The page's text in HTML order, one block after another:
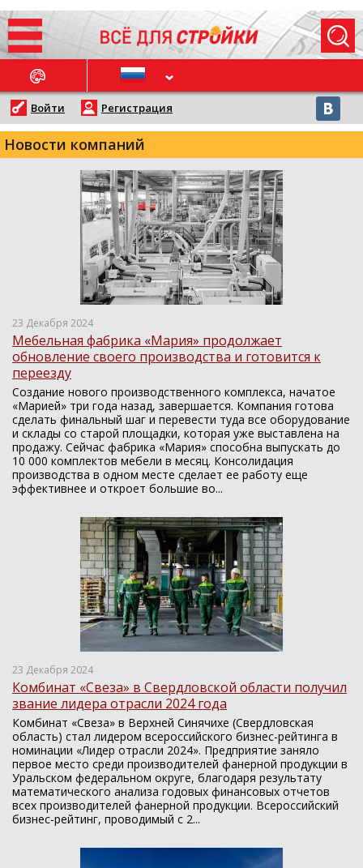
НОВОСТИ
Войти Регистрация
Новости компаний
23 Декабря 2024
Мебельная фабрика «Мария» продолжает
обновление своего производства и готовится к
переезду
Создание нового производственного комплекса, начатое
«Марией» три года назад, завершается. Компания готова
сделать финальный шаг и перевести туда все оборудование
и склады со старой площадки, которая уже выставлена на
продажу. Сейчас фабрика «Мария» способна выпускать до
10 000 комплектов мебели в месяц. Консолидация
производства в одном месте сделает ее работу еще
эффективнее и откроет большие во...
23 Декабря 2024
Комбинат «Свеза» в Свердловской области получил
звание лидера отрасли 2024 года
Комбинат «Свеза» в Верхней Синячихе (Свердловская
область) стал лидером всероссийского бизнес-рейтинга в
номинации «Лидер отрасли 2024». Предприятие заняло
первое место среди производителей фанерной продукции в
Уральском федеральном округе, благодаря результату
математического анализа годовых финансовых отчетов
всех производителей фанерной продукции. Всероссийский
бизнес-рейтинг, проводимый с 2...